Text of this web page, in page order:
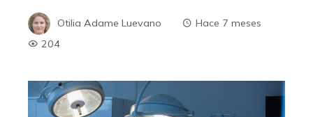
Otilia Adame Luevano
Hace 7 meses
204